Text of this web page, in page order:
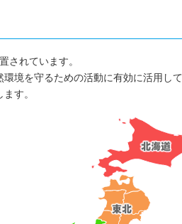
されています。
境を守るための活動に有効に活用して
す。